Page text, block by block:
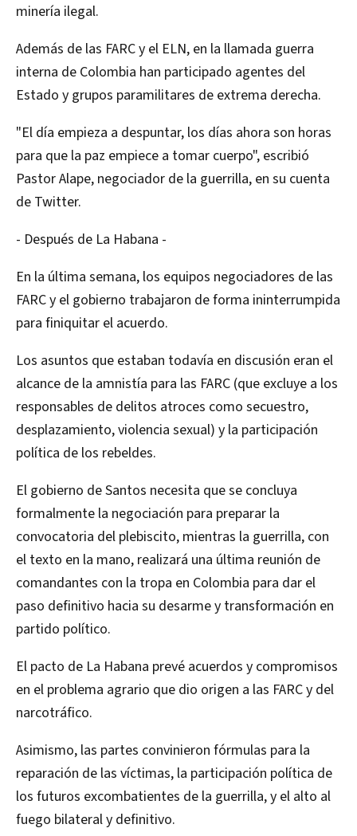
minería ilegal.
Además de las FARC y el ELN, en la llamada guerra
interna de Colombia han participado agentes del
Estado y grupos paramilitares de extrema derecha.
"El día empieza a despuntar, los días ahora son horas
para que la paz empiece a tomar cuerpo", escribió
Pastor Alape, negociador de la guerrilla, en su cuenta
de Twitter.
- Después de La Habana -
En la última semana, los equipos negociadores de las
FARC y el gobierno trabajaron de forma ininterrumpida
para finiquitar el acuerdo.
Los asuntos que estaban todavía en discusión eran el
alcance de la amnistía para las FARC (que excluye a los
responsables de delitos atroces como secuestro,
desplazamiento, violencia sexual) y la participación
política de los rebeldes.
El gobierno de Santos necesita que se concluya
formalmente la negociación para preparar la
convocatoria del plebiscito, mientras la guerrilla, con
el texto en la mano, realizará una última reunión de
comandantes con la tropa en Colombia para dar el
paso definitivo hacia su desarme y transformación en
partido político.
El pacto de La Habana prevé acuerdos y compromisos
en el problema agrario que dio origen a las FARC y del
narcotráfico.
Asimismo, las partes convinieron fórmulas para la
reparación de las víctimas, la participación política de
los futuros excombatientes de la guerrilla, y el alto al
fuego bilateral y definitivo.